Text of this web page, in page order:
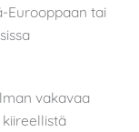
Eurooppaan tai
vakavaa